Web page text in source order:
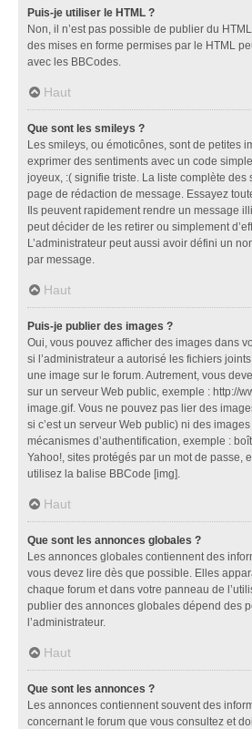
Puis-je utiliser le HTML ?
Non, il n’est pas possible de publier du
des mises en forme permises par le HTML
avec les BBCodes.
Haut
Que sont les smileys ?
Les smileys, ou émoticônes, sont de petites
exprimer des sentiments avec un code
joyeux, :( signifie triste. La liste complète des
page de rédaction de message. Essayez
Ils peuvent rapidement rendre un message
peut décider de les retirer ou simplement
L’administrateur peut aussi avoir défini un
par message.
Haut
Puis-je publier des images ?
Oui, vous pouvez afficher des images dans
si l’administrateur a autorisé les fichiers
une image sur le forum. Autrement, vous
sur un serveur Web public, exemple : http://
image.gif. Vous ne pouvez pas lier des
si c’est un serveur Web public) ni des
mécanismes d’authentification, exemple :
Yahoo!, sites protégés par un mot de passe,
utilisez la balise BBCode [img].
Haut
Que sont les annonces globales ?
Les annonces globales contiennent des
vous devez lire dès que possible. Elles
chaque forum et dans votre panneau de
publier des annonces globales dépend des
l’administrateur.
Haut
Que sont les annonces ?
Les annonces contiennent souvent des
concernant le forum que vous consultez et